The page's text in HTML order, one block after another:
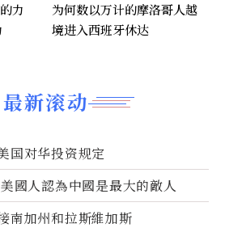
最新滚动
国对华投资规定
國人認為中國是最大的敵人
南加州和拉斯維加斯
力
为何数以万计的摩洛哥人越
境进入西班牙休达